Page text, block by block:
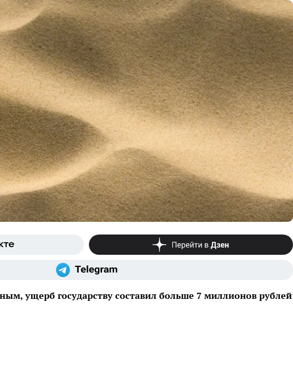
ущерб государству составил больше 7 миллионов рублей